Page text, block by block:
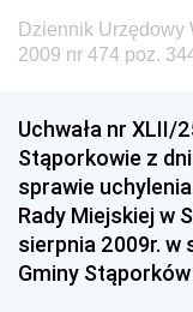
Dziennik
Rozwoju
Dziennik
Dziennik
Regionalnej
Dziennik
Dziennik
Dziennik Urzędowy
2009 nr 474 poz.
Uchwała nr XLII/
Stąporkowie z
sprawie
Rady Miejskiej w
sierpnia 2009r. w
Gminy